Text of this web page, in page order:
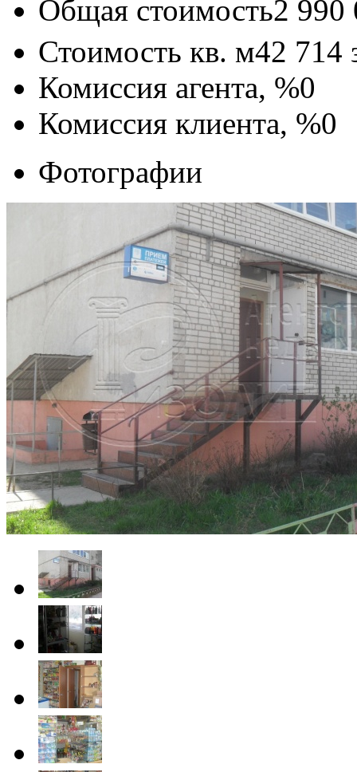
Общая стоимость2 990
Стоимость кв. м42 714
Комиссия агента, %0
Комиссия клиента, %0
Фотографии